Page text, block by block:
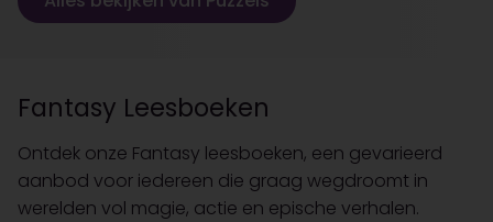
Fantasy Leesboeken
Ontdek onze Fantasy leesboeken, een gevarieerd
aanbod voor iedereen die graag wegdroomt in
werelden vol magie, actie en epische verhalen.